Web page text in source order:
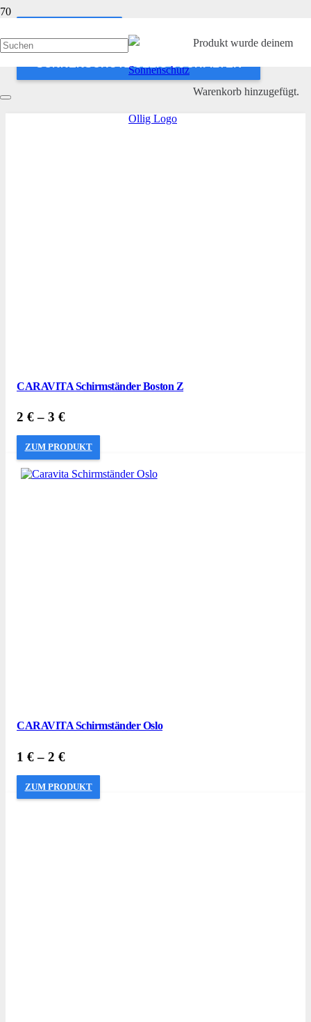
Produktwurde deinem
Warenkorb hinzugefügt.
SONNENSCHUTZ OLLIG SUCHFILTER
CARAVITA Schirmständer Boston Z
2 €– 3 €
ZUM PRODUKT
CARAVITA Schirmständer Oslo
1 €– 2 €
ZUM PRODUKT